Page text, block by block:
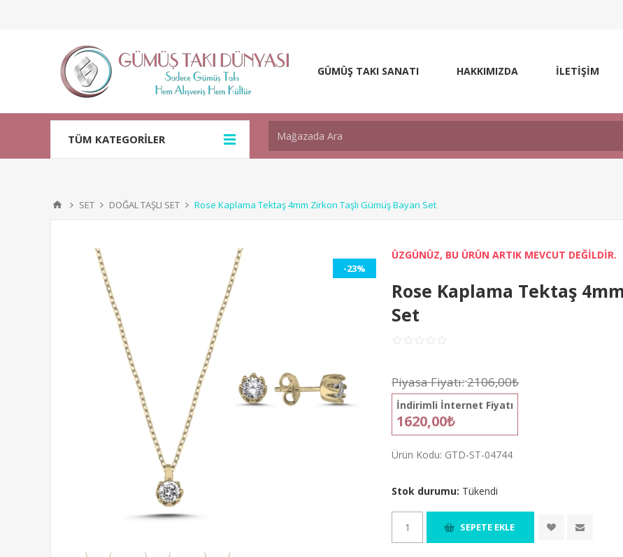
GÜMÜŞ TAKI SANATI HAKKIMIZDA İLETİŞİM
TÜM KATEGORİLER
SET DOĞAL TAŞLI SET Rose Kaplama Tektaş 4mm Zirkon Taşlı Gümüş Bayan Set
-23%
ÜZGÜNÜZ, BU ÜRÜN ARTIK MEVCUT DEĞİLDİR.
Rose Kaplama Tektaş
Set
Piyasa Fiyatı:2106,00₺
İndirimli İnternet Fiyatı
1620,00₺
Ürün Kodu: GTD-ST-04744
Stok durumu: Tükendi